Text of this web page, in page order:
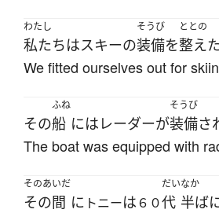
わたし
私たちはスキーの
そうび
装備を
ととの
整え
We fitted ourselves out for
その
ふね
船 には レーダーが
そうび
装備さ
The boat was equipped with
そのあいだ
その間 に トニーは６０
だい
代
なか
半ば